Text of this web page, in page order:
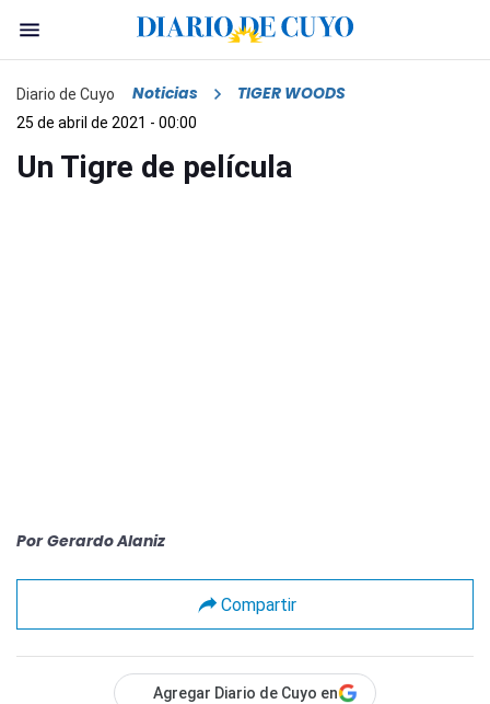
Diario de Cuyo Noticias TIGER WOODS
25 de abril de 2021 - 00:00
Un Tigre de película
Por Gerardo Alaniz
Compartir
Agregar Diario de Cuyo en